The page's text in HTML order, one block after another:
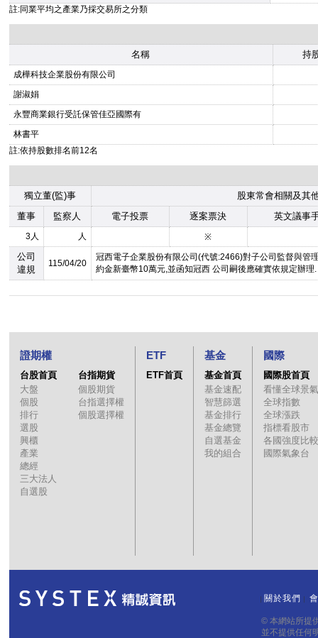
註:同業平均之產業乃採交易所之分類
名稱 持
成樺科技企業股份有限公司
謝淑娟
永豐商業銀行受託保管佳亞國際有
林書平
註:依持股數排名前12名
獨立董(監)事
股東常會相關及其
董事
監察人 電子投票 逐案票決 英文議事
3人 人 ※
公司
違規
115/04/20
冠西電子企業股份有限公司(代號:2466)對子公司監督與管
約金新臺幣10萬元,並函知冠西 公司嗣後應確實依規定辦理.
證期權
台股首頁
大盤
個股
排行
選股
興櫃
產業
總經
三大法人
自選股
台指期貨
個股期貨
台指選擇權
個股選擇權
ETF
ETF首頁
基金
基金首頁
基金速配
智慧篩選
基金排行
基金總覽
自選基金
我的組合
國際
國際股首頁
看懂全球景氣
全球指數
全球漲跌
指標看股市
各國強度比較
國際氣象台
關於我們
© 本網站所提
並不提供任何